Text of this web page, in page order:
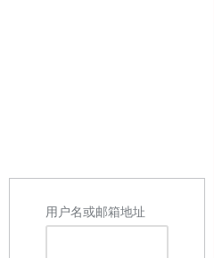
用户名或邮箱地址